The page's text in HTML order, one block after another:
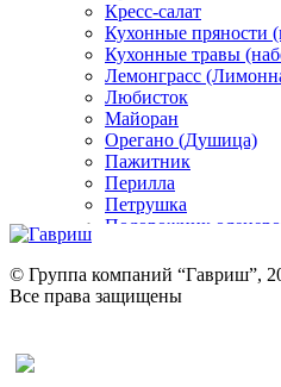
Кресс-салат
Кухонные пряности
Кухонные травы
Лемонграсс
Любисток
Майоран
Орегано (Душица)
Пажитник
Перилла
Петрушка
Подорожник
Ревень
Рукола
Рута
© Группа компаний “Гавриш”,
Все права защищены